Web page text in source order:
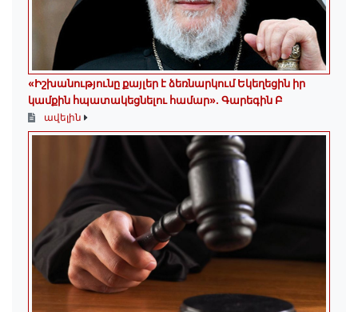
«Իշխանությունը քայլեր է ձեռնարկում Եկեղեցին իր
կամքին հպատակեցնելու համար»․ Գարեգին Բ
ավելին